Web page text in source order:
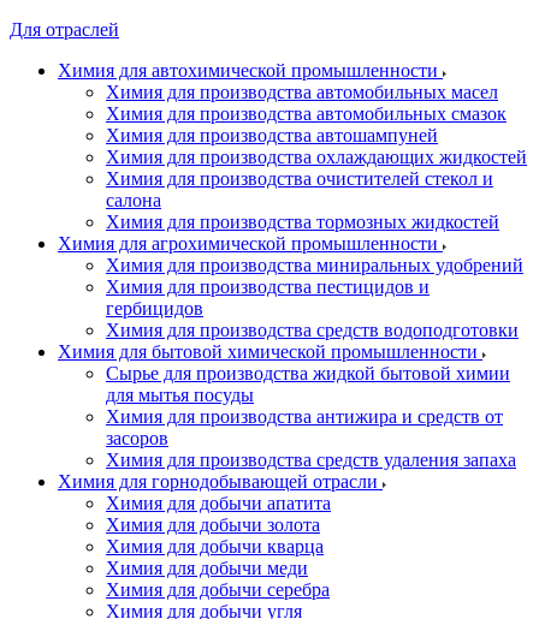
Для отраслей
Химия для автохимической промышленности
Химия для производства автомобильных масел
Химия для производства автомобильных смазок
Химия для производства автошампуней
Химия для производства охлаждающих жидкостей
Химия для производства очистителей стекол и
салона
Химия для производства тормозных жидкостей
Химия для агрохимической промышленности
Химия для производства миниральных удобрений
Химия для производства пестицидов и
гербицидов
Химия для производства средств водоподготовки
Химия для бытовой химической промышленности
Сырье для производства жидкой бытовой химии
для мытья посуды
Химия для производства антижира и средств от
засоров
Химия для производства средств удаления запаха
Химия для горнодобывающей отрасли
Химия для добычи апатита
Химия для добычи золота
Химия для добычи кварца
Химия для добычи меди
Химия для добычи серебра
Химия для добычи угля